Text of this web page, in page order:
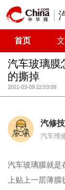
首页
汽车玻璃膜
的撕掉
2021-03-09 22:53:09
汽修
汽车维
汽车玻璃膜就是
上贴上一层薄